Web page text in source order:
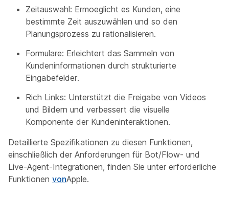
Zeitauswahl: Ermoeglicht es Kunden, eine
bestimmte Zeit auszuwählen und so den
Planungsprozess zu rationalisieren.
Formulare: Erleichtert das Sammeln von
Kundeninformationen durch strukturierte
Eingabefelder.
Rich Links: Unterstützt die Freigabe von Videos
und Bildern und verbessert die visuelle
Komponente der Kundeninteraktionen.
Detaillierte Spezifikationen zu diesen Funktionen,
einschließlich der Anforderungen für Bot/Flow- und
Live-Agent-Integrationen, finden Sie unter erforderliche
Funktionen vonApple.